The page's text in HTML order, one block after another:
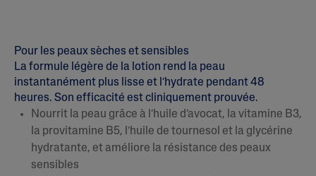
Pour les peaux sèches et sensibles
La formule légère de la lotion rend la peau
instantanément plus lisse et l’hydrate pendant 48
heures. Son efficacité est cliniquement prouvée.
Nourrit la peau grâce à l’huile d’avocat, la vitamine B3,
la provitamine B5, l’huile de tournesol et la glycérine
hydratante, et améliore la résistance des peaux
sensibles